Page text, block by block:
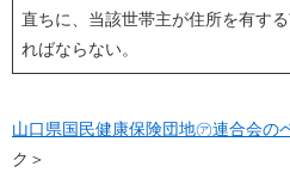
直ちに、当該世帯主が住所を有す
ればならない。
山口県国民健康保険団地㋐連合会の
ク＞